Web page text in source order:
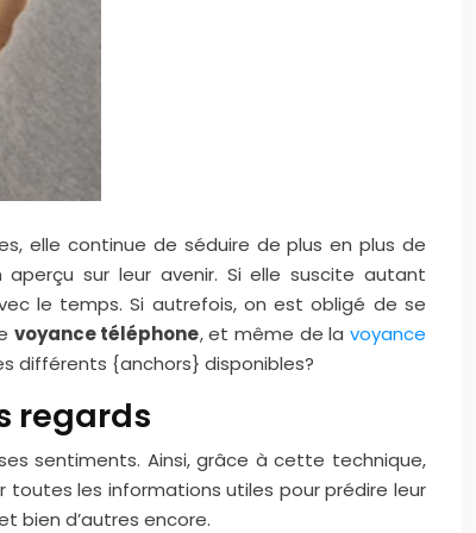
elle continue de séduire de plus en plus de
aperçu sur leur avenir. Si elle suscite autant
le temps. Si autrefois, on est obligé de se
voyance téléphone, et même de lavoyance
différents {anchors} disponibles?
regards
sentiments. Ainsi, grâce à cette technique,
les informations utiles pour prédire leur
bien d’autres encore.